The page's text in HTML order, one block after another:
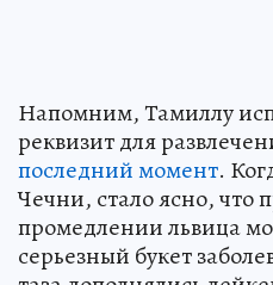
Напомним, Тамиллу
реквизит для
последний момент.
Чечни, стало ясно,
промедлении львица
серьезный букет